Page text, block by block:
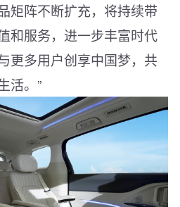
矩阵不断扩充，将持续带
和服务，进一步丰富时代
更多用户创享中国梦，共
活。”